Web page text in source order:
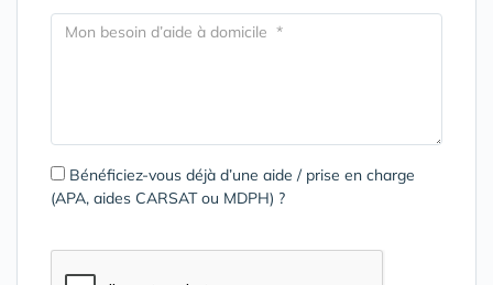
Bénéficiez-vous déjà d’une aide / prise en charge
(APA, aides CARSAT ou MDPH) ?